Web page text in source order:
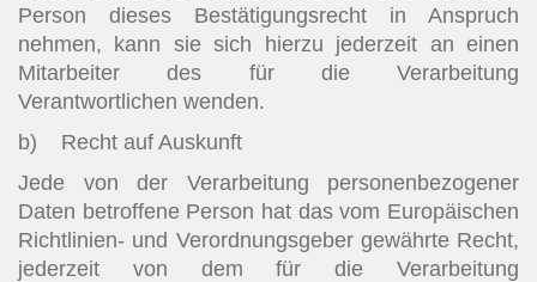
Person dieses Bestätigungsrecht in Anspruch
nehmen, kann sie sich hierzu jederzeit an einen
Mitarbeiter des für die Verarbeitung
Verantwortlichen wenden.
b) Recht auf Auskunft
Jede von der Verarbeitung personenbezogener
Daten betroffene Person hat das vom Europäischen
Richtlinien- und Verordnungsgeber gewährte Recht,
jederzeit von dem für die Verarbeitung